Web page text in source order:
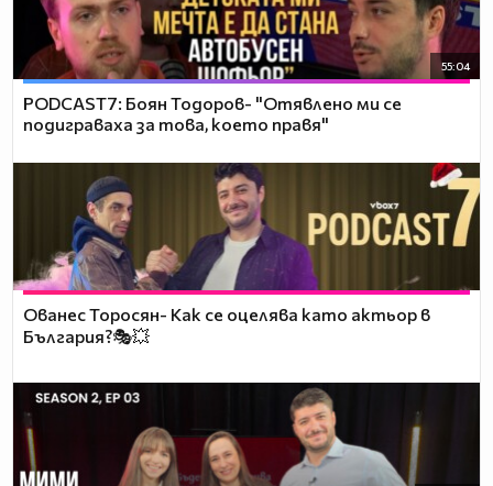
55:04
PODCAST7: ‪Боян Тодоров- "Отявлено ми се
подиграваха за това, което правя"
Ованес Торосян- Как се оцелява като актьор в
България?🎭💥